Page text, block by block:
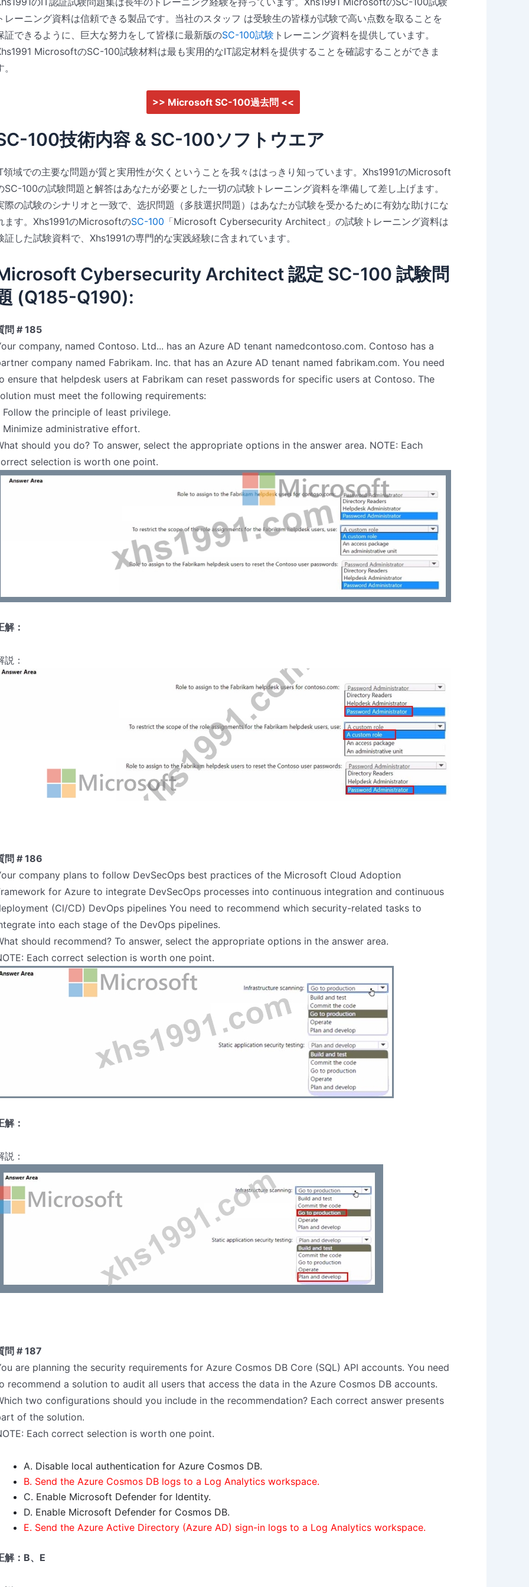
レーニング資料は信頼できる製品です。当社のスタッフ は受験生の皆様が試験で高い点数を取ることを
証できるように、巨大な努力をして皆様に最新版のSC-100試験 トレーニング資料を提供しています。
MicrosoftのSC-100試験材料は最も実用的なIT認定材料を提供することを確認することができま
>> Microsoft SC-100過去問 <<
100技術内容 & SC-100ソフトウエア
領域での主要な問題が質と実用性が欠くということを我々ははっきり知っています。Xhs1991のMicrosoft
SC-100の試験問題と解答はあなたが必要とした一切の試験トレーニング資料を準備して差し上げます。
際の試験のシナリオと一致で、选択問題（多肢選択問題）はあなたが試験を受かるために有効な助けにな
ます。Xhs1991のMicrosoftのSC-100 「Microsoft Cybersecurity Architect」の試験トレーニング資料は
証した試験資料で、Xhs1991の専門的な実践経験に含まれています。
Cybersecurity Architect 認定 SC-100 試験問
(Q185-Q190):
問 # 185
company, named Contoso. Ltd... has an Azure AD tenant namedcontoso.com. Contoso has a
company named Fabrikam. Inc. that has an Azure AD tenant named fabrikam.com. You need
ensure that helpdesk users at Fabrikam can reset passwords for specific users at Contoso. The
must meet the following requirements:
Follow the principle of least privilege.
Minimize administrative effort.
should you do? To answer, select the appropriate options in the answer area. NOTE: Each
selection is worth one point.
解：
説：
問 # 186
company plans to follow DevSecOps best practices of the Microsoft Cloud Adoption
for Azure to integrate DevSecOps processes into continuous integration and continuous
(Cl/CD) DevOps pipelines You need to recommend which security-related tasks to
into each stage of the DevOps pipelines.
should recommend? To answer, select the appropriate options in the answer area.
Each correct selection is worth one point.
解：
説：
問 # 187
are planning the security requirements for Azure Cosmos DB Core (SQL) API accounts. You need
recommend a solution to audit all users that access the data in the Azure Cosmos DB accounts.
two configurations should you include in the recommendation? Each correct answer presents
of the solution.
Each correct selection is worth one point.
A. Disable local authentication for Azure Cosmos DB.
B. Send the Azure Cosmos DB logs to a Log Analytics workspace.
C. Enable Microsoft Defender for Identity.
D. Enable Microsoft Defender for Cosmos DB.
E. Send the Azure Active Directory (Azure AD) sign-in logs to a Log Analytics workspace.
解：B、E